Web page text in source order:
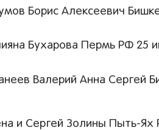
Борис Алексеевич
Бухарова Пермь РФ 25
Валерий Анна Сергей
и Сергей Золины Пыть-Ях